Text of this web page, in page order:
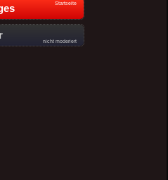
Startseite
nicht moderiert